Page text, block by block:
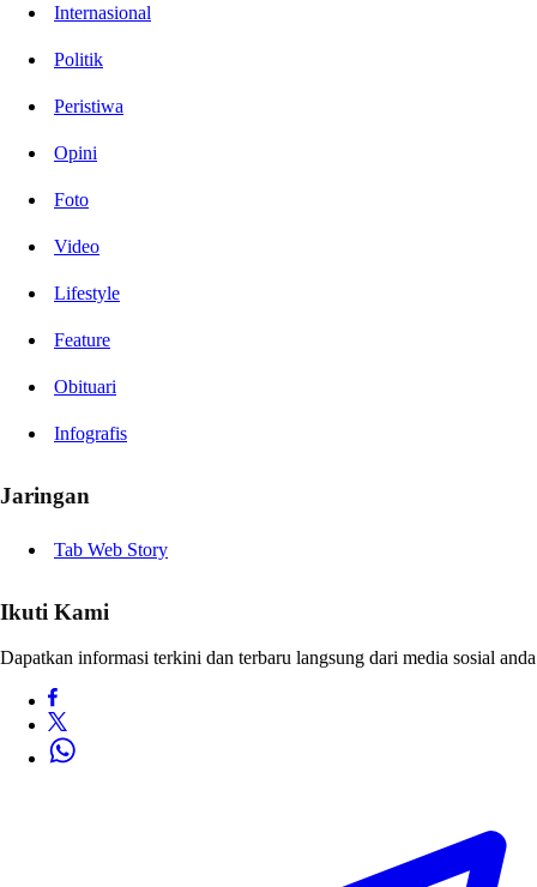
Internasional
Politik
Peristiwa
Opini
Foto
Video
Lifestyle
Feature
Obituari
Infografis
Jaringan
Tab Web Story
Ikuti Kami
Dapatkan informasi terkini dan terbaru langsung dari media sosial anda